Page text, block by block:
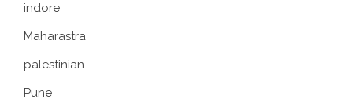
indore
Maharastra
palestinian
Pune